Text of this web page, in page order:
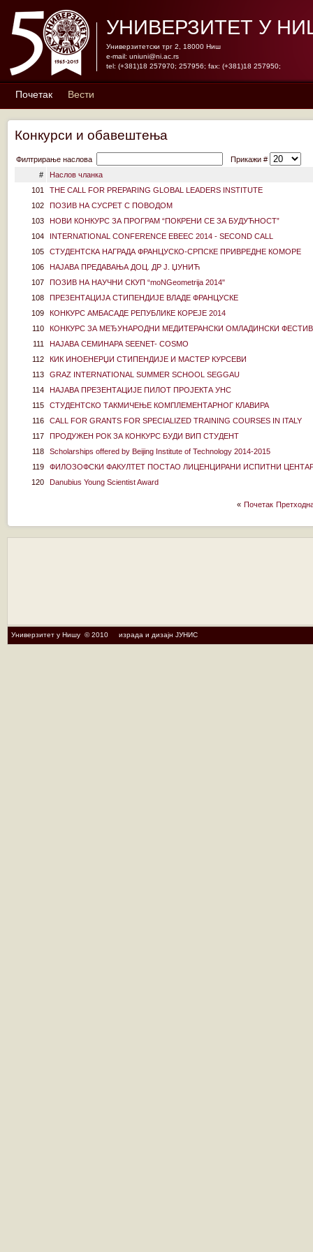
УНИВЕРЗИТЕТ У
Универзитетски трг 2, 18000 Ниш
e-mail: uniuni@ni.ac.rs
tel: (+381)18 257970; 257956; fax: (+381)18 257950;
Почетак Вести
Конкурси и обавештења
Филтрирање наслова
Прикажи #
#
Наслов чланка
101
THE CALL FOR PREPARING GLOBAL LEADERS INSTITUTE
102
ПОЗИВ НА СУСРЕТ С ПОВОДОМ
103
НОВИ КОНКУРС ЗА ПРОГРАМ “ПОКРЕНИ СЕ ЗА БУДУЋНОСТ”
104
INTERNATIONAL CONFERENCE EBEEC 2014 - SECOND CALL
105
СТУДЕНТСКА НАГРАДА ФРАНЦУСКО-СРПСКЕ ПРИВРЕДНЕ КОМОРЕ
106
НАЈАВА ПРЕДАВАЊА ДОЦ. ДР Ј. ЏУНИЋ
107
ПОЗИВ НА НАУЧНИ СКУП “moNGeometrija 2014"
108
ПРEЗЕНТАЦИЈА СТИПЕНДИЈЕ ВЛАДЕ ФРАНЦУСКЕ
109
КОНКУРС АМБАСАДЕ РЕПУБЛИКЕ КОРЕЈЕ 2014
110
КОНКУРС ЗА МЕЂУНАРОДНИ МЕДИТЕРАНСКИ ОМЛАДИНСКИ
111
НАЈАВА СЕМИНАРА SEENET- COSMO
112
КИК ИНОЕНЕРЏИ СТИПЕНДИЈE И МАСТЕР КУРСЕВИ
113
GRAZ INTERNATIONAL SUMMER SCHOOL SEGGAU
114
НАЈАВА ПРЕЗЕНТАЦИЈЕ ПИЛОТ ПРОЈЕКТА УНС
115
СТУДЕНТСКО ТАКМИЧЕЊЕ КОМПЛЕМЕНТАРНОГ КЛАВИРА
116
CALL FOR GRANTS FOR SPECIALIZED TRAINING COURSES IN ITALY
117
ПРОДУЖЕН РОК ЗА КОНКУРС БУДИ ВИП СТУДЕНТ
118
Scholarships offered by Beijing Institute of Technology 2014-2015
119
ФИЛОЗОФСКИ ФАКУЛТЕТ ПОСТАО ЛИЦЕНЦИРАНИ ИСПИТНИ ЦЕНТАР
120
Danubius Young Scientist Award
« Почетак
Универзитет у Нишу © 2010 израда и дизајн ЈУНИС